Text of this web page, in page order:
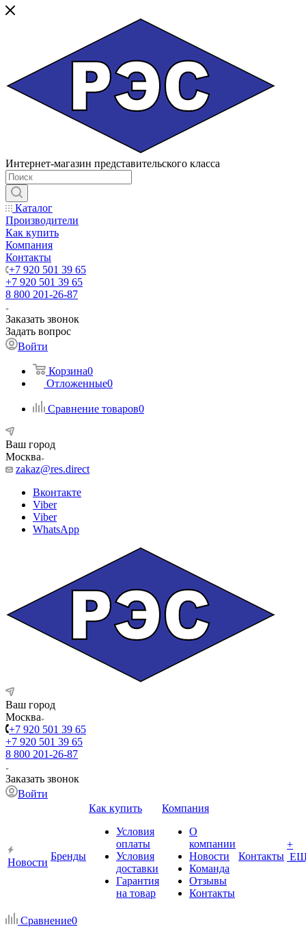
Интернет-магазин представительского класса
Каталог
Производители
Как купить
Компания
Контакты
+7 920 501 39 65
+7 920 501 39 65
8 800 201-26-87
Заказать звонок
Задать вопрос
Войти
Корзина0
Отложенные0
Сравнение товаров0
Ваш город
Москва
zakaz@res.direct
Вконтакте
Viber
Viber
WhatsApp
Ваш город
Москва
+7 920 501 39 65
+7 920 501 39 65
8 800 201-26-87
Заказать звонок
Войти
Новости
Бренды
Как купить
Условия
оплаты
Условия
доставки
Гарантия
на товар
Компания
О
компании
Новости
Команда
Отзывы
Контакты
Контакты
+
Сравнение0